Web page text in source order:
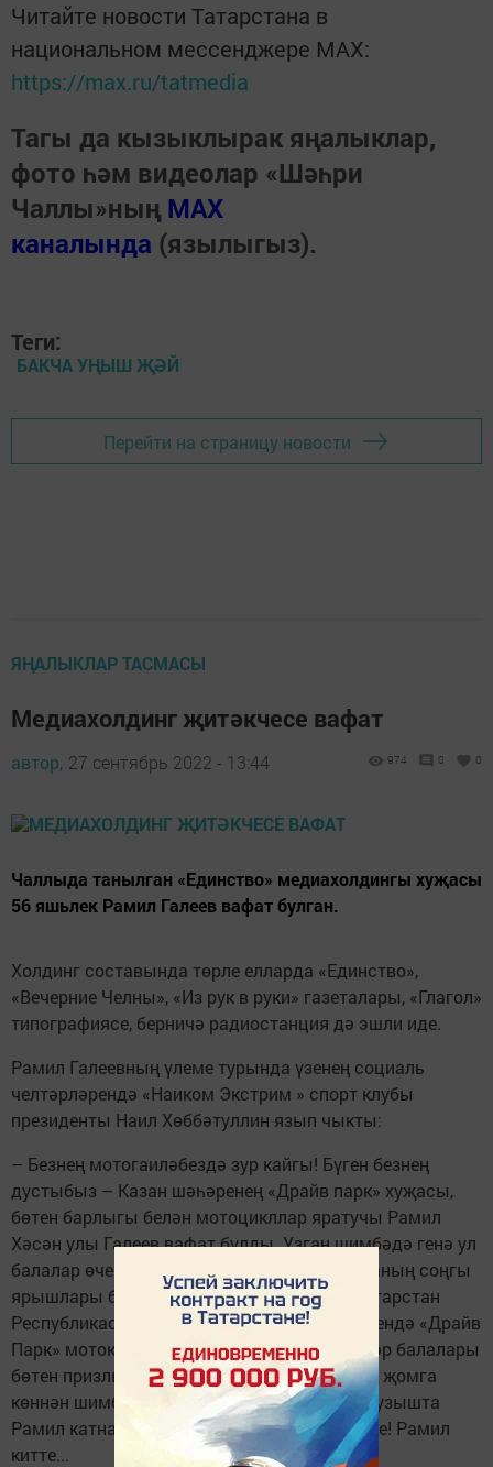
Читайте новости Татарстана в
национальном мессенджере MАХ:
https://max.ru/tatmedia
Тагы да кызыклырак яңалыклар,
фото һәм видеолар «Шәһри
Чаллы»ның MAX
каналында (язылыгыз).
Теги:
БАКЧА УҢЫШ ҖӘЙ
Перейти на страницу новости
ЯҢАЛЫКЛАР ТАСМАСЫ
Медиахолдинг җитәкчесе вафат
автор, 27 сентябрь 2022 - 13:44 974 0 0
Чаллыда танылган «Единство» медиахолдингы хуҗасы
56 яшьлек Рамил Галеев вафат булган.
Холдинг составында төрле елларда «Единство»,
«Вечерние Челны», «Из рук в руки» газеталары, «Глагол»
типографиясе, берничә радиостанция дә эшли иде.
Рамил Галеевның үлеме турында үзенең социаль
челтәрләрендә «Наиком Экстрим » спорт клубы
президенты Наил Хөббәтуллин язып чыкты:
– Безнең мотогаиләбездә зур кайгы! Бүген безнең
дустыбыз – Казан шәһәренең «Драйв парк» хуҗасы,
бөтен барлыгы белән мотоцикллар яратучы Рамил
Хәсән улы Галеев вафат булды. Узган шимбәдә генә ул
балалар өчен ярышлар оештырган иде. Бу аның соңгы
ярышлары булды! Казанда уздырылган Татарстан
Республикасы чемпионаты һәм беренчелегендә «Драйв
Парк» мотокросс трассасында безнең шәһәр балалары
бөтен призлы урыннарны яуладылар. Аның җомга
көннән шимбәгә кадәр инсульт булган һәм узышта
Рамил катнаша алмады. Ул инде комада иде! Рамил
китте...